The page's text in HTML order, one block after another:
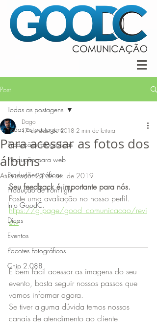
Post
Todas as postagens
Produções fotográficas
Produção para web
Produções gráficas
Produção de front light
Info GoodC.
Dicas
Eventos
Pacotes Fotográficos
Chip 2.088
Todas as postagens
Para acessar as fotos dos
álbuns
Dago
17 de dez. de 2018 2 min de leitura
Atualizado:27 de set. de 2019
Seu feedback é importante para nós.
Poste uma avaliação no nosso perfil.
https://g.page/good_comunicacao/revi
ew
É bem fácil acessar as imagens do seu
evento, basta seguir nossos passos que
vamos informar agora.
Se tiver alguma dúvida temos nossos
canais de atendimento ao cliente.